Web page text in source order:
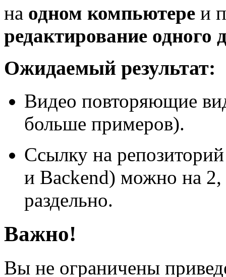
на одном компьютере и
редактирование одного
Ожидаемый результат:
Видео повторяющие
больше примеров).
Ссылку на
и Backend) можно на 2,
раздельно.
Важно!
Вы не ограничены